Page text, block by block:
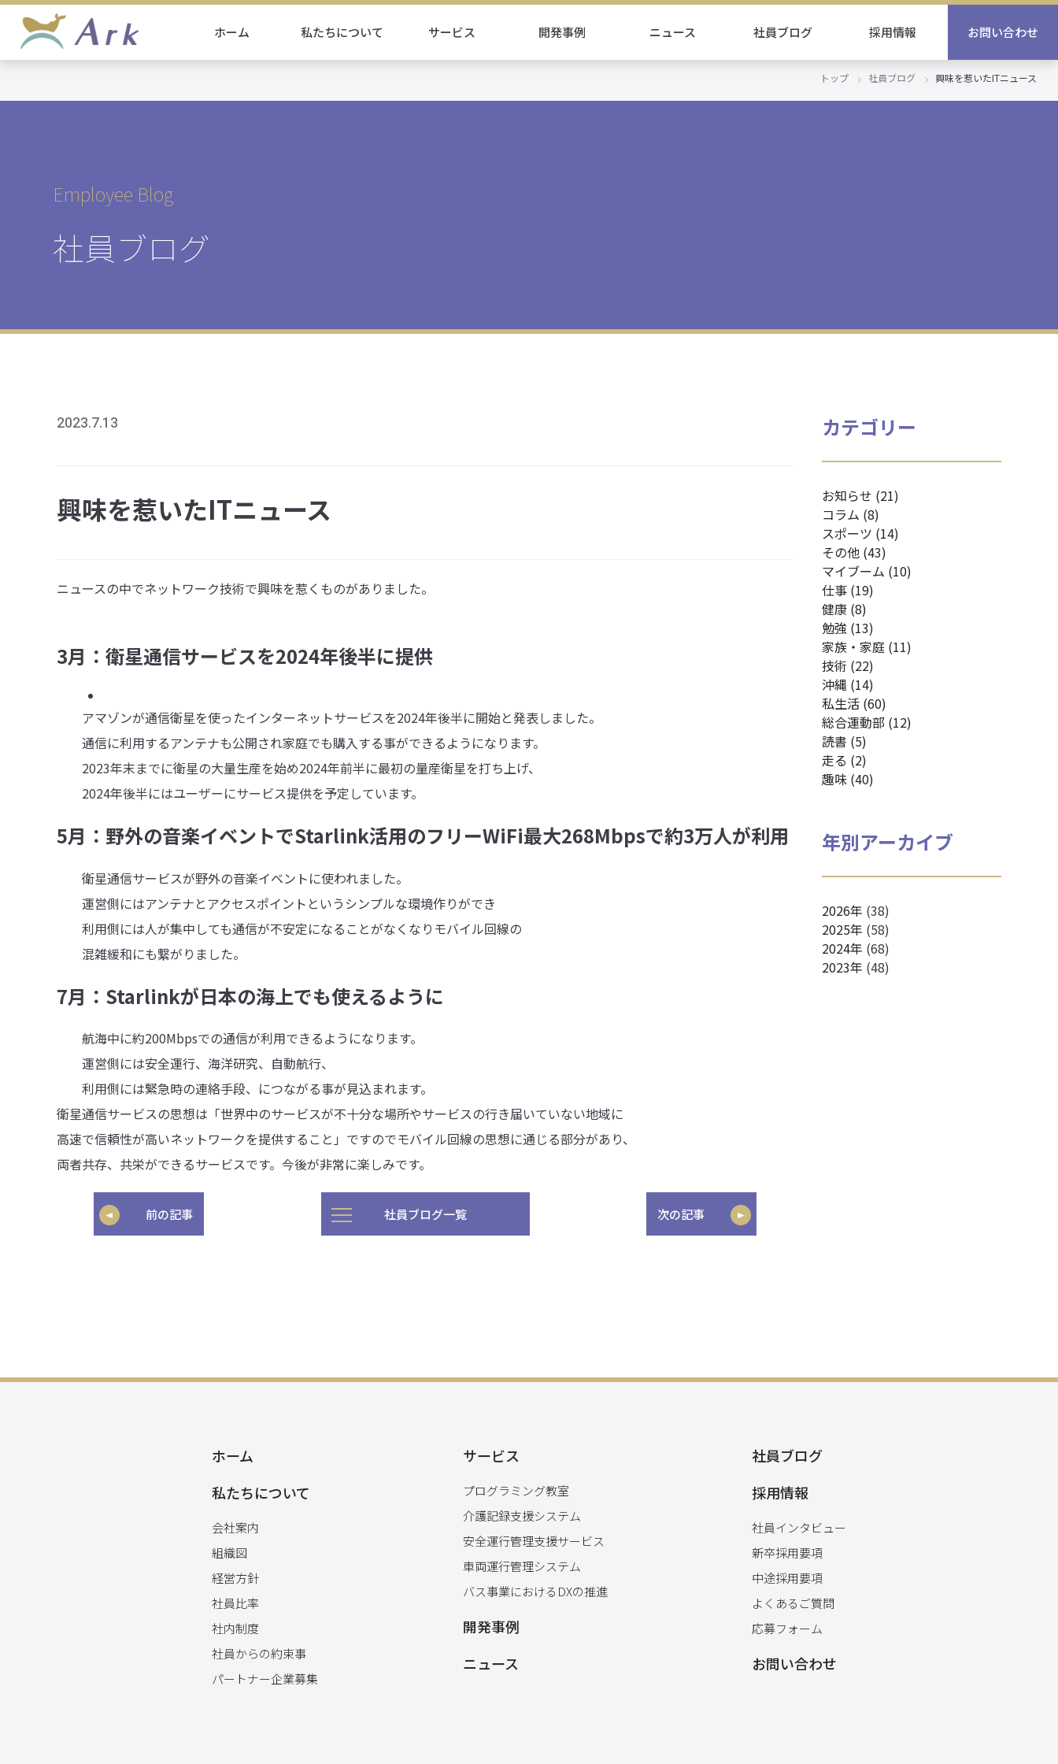
ホーム 私たちについて サービス 開発事例 ニュース 社員ブログ 採用情報 お問い合わせ
トップ 社員ブログ 興味を惹いたITニュース
Employee Blog
社員ブログ
2023.7.13
興味を惹いたITニュース
ニュースの中でネットワーク技術で興味を惹くものがありました。
3月：衛星通信サービスを2024年後半に提供
アマゾンが通信衛星を使ったインターネットサービスを2024年後半に開始と発表しました。
通信に利用するアンテナも公開され家庭でも購入する事ができるようになります。
2023年末までに衛星の大量生産を始め2024年前半に最初の量産衛星を打ち上げ、
2024年後半にはユーザーにサービス提供を予定しています。
5月：野外の音楽イベントでStarlink活用のフリーWiFi最大268Mbpsで約3万人が利用
衛星通信サービスが野外の音楽イベントに使われました。
運営側にはアンテナとアクセスポイントというシンプルな環境作りができ
利用側には人が集中しても通信が不安定になることがなくなりモバイル回線の
混雑緩和にも繋がりました。
7月：Starlinkが日本の海上でも使えるように
航海中に約200Mbpsでの通信が利用できるようになります。
運営側には安全運行、海洋研究、自動航行、
利用側には緊急時の連絡手段、につながる事が見込まれます。
衛星通信サービスの思想は「世界中のサービスが不十分な場所やサービスの行き届いていない地域に
高速で信頼性が高いネットワークを提供すること」ですのでモバイル回線の思想に通じる部分があり、
両者共存、共栄ができるサービスです。今後が非常に楽しみです。
前の記事 社員ブログ一覧 次の記事
カテゴリー
お知らせ (21)
コラム (8)
スポーツ (14)
その他 (43)
マイブーム (10)
仕事 (19)
健康 (8)
勉強 (13)
家族・家庭 (11)
技術 (22)
沖縄 (14)
私生活 (60)
総合運動部 (12)
読書 (5)
走る (2)
趣味 (40)
年別アーカイブ
2026年 (38)
2025年 (58)
2024年 (68)
2023年 (48)
ホーム
私たちについて
会社案内
組織図
経営方針
社員比率
社内制度
社員からの約束事
パートナー企業募集
サービス
プログラミング教室
介護記録支援システム
安全運行管理支援サービス
車両運行管理システム
バス事業におけるDXの推進
開発事例
ニュース
社員ブログ
採用情報
社員インタビュー
新卒採用要項
中途採用要項
よくあるご質問
応募フォーム
お問い合わせ